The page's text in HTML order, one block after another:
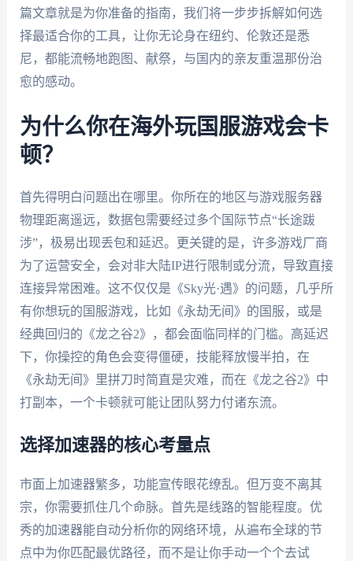
篇文章就是为你准备的指南，我们将一步步拆解如何选
择最适合你的工具，让你无论身在纽约、伦敦还是悉
尼，都能流畅地跑图、献祭，与国内的亲友重温那份治
愈的感动。
为什么你在海外玩国服游戏会卡
顿？
首先得明白问题出在哪里。你所在的地区与游戏服务器
物理距离遥远，数据包需要经过多个国际节点“长途跋
涉”，极易出现丢包和延迟。更关键的是，许多游戏厂商
为了运营安全，会对非大陆IP进行限制或分流，导致直接
连接异常困难。这不仅仅是《Sky光·遇》的问题，几乎所
有你想玩的国服游戏，比如《永劫无间》的国服，或是
经典回归的《龙之谷2》，都会面临同样的门槛。高延迟
下，你操控的角色会变得僵硬，技能释放慢半拍，在
《永劫无间》里拼刀时简直是灾难，而在《龙之谷2》中
打副本，一个卡顿就可能让团队努力付诸东流。
选择加速器的核心考量点
市面上加速器繁多，功能宣传眼花缭乱。但万变不离其
宗，你需要抓住几个命脉。首先是线路的智能程度。优
秀的加速器能自动分析你的网络环境，从遍布全球的节
点中为你匹配最优路径，而不是让你手动一个个去试